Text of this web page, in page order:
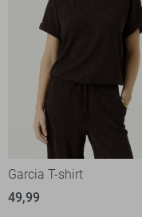
Garcia T-shirt
49,99